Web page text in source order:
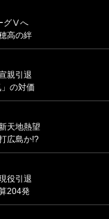
グⅤへ
高の絆
親引退
の対価
天地熱望
広島か!?
役引退
204発